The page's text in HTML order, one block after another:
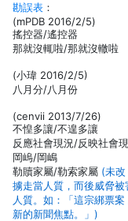
勘誤表 ：
(mPDB 2016/2/5)
搖控器/遙控器
那就沒輒啦/那就沒轍啦
(小瑋 2016/2/5)
八月分/八月份
(cenvii 2013/7/26)
不惶多讓/不遑多讓
反應社會現況/反映社會
岡嵨/岡嶋
勒贖家屬/勒索家屬 (未改
擄走當人質，而後威脅
人質。如：「這宗綁票
新的新聞焦點。」)